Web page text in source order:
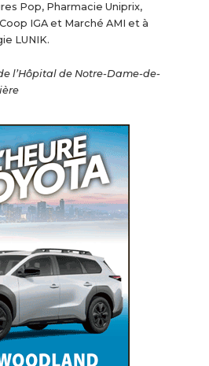
Pop, Pharmacie Uniprix,
IGA et Marché AMI et à
LUNIK.
l’Hôpital de Notre-Dame-de-